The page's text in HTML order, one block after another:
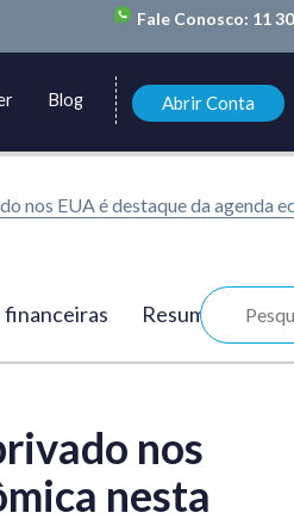
Fale Conosco: 11
Blog Abrir Conta
nos EUA é destaque da agenda
Resumo
nos
nesta